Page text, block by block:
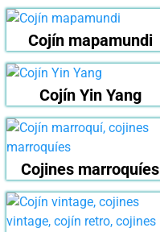
Cojín mapamundi
Cojín Yin Yang
Cojines marroquíes